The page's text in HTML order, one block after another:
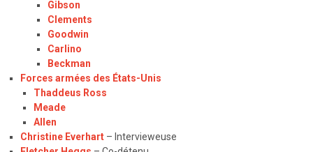
Gibson
Clements
Goodwin
Carlino
Beckman
Forces armées des États-Unis
Thaddeus Ross
Meade
Allen
Christine Everhart – Intervieweuse